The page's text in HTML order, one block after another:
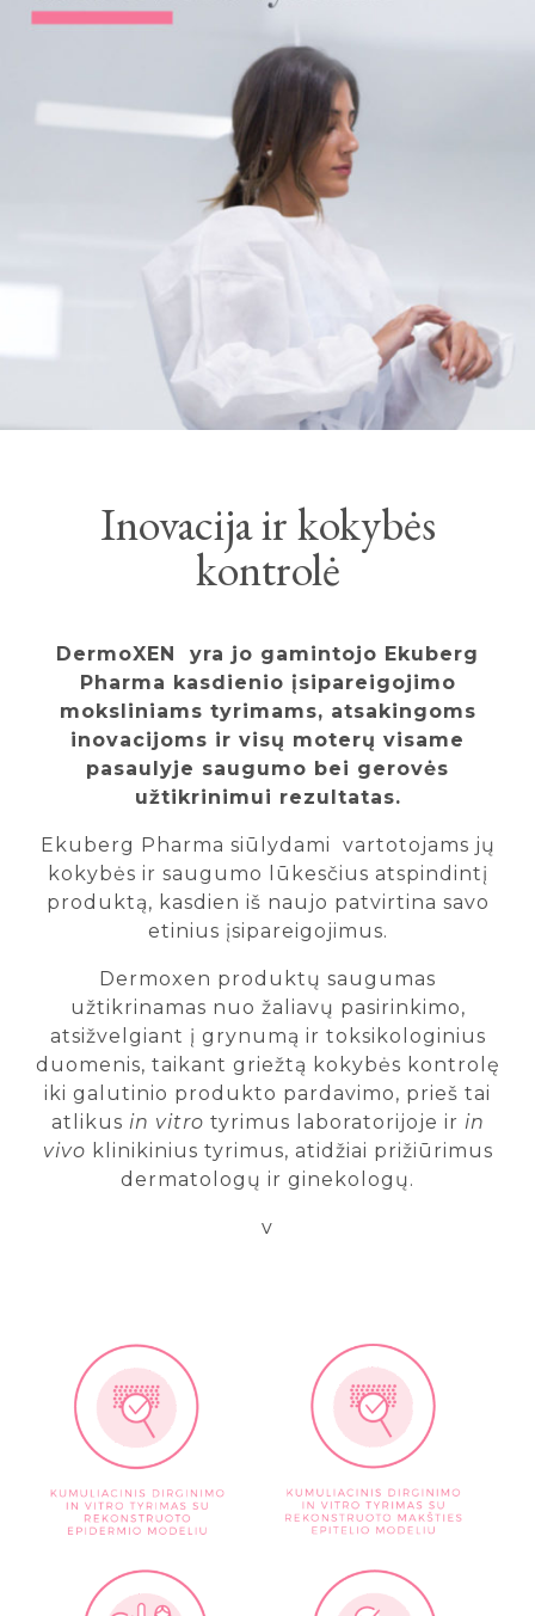
Inovacija ir kokybės
kontrolė
DermoXEN yra jo gamintojo Ekuberg
Pharma kasdienio įsipareigojimo
moksliniams tyrimams, atsakingoms
inovacijoms ir visų moterų visame
pasaulyje saugumo bei gerovės
užtikrinimui rezultatas.
Ekuberg Pharma siūlydami vartotojams jų
kokybės ir saugumo lūkesčius atspindintį
produktą, kasdien iš naujo patvirtina savo
etinius įsipareigojimus.
Dermoxen produktų saugumas
užtikrinamas nuo žaliavų pasirinkimo,
atsižvelgiant į grynumą ir toksikologinius
duomenis, taikant griežtą kokybės kontrolę
iki galutinio produkto pardavimo, prieš tai
atlikus in vitro tyrimus laboratorijoje ir in
vivo klinikinius tyrimus, atidžiai prižiūrimus
dermatologų ir ginekologų.
v